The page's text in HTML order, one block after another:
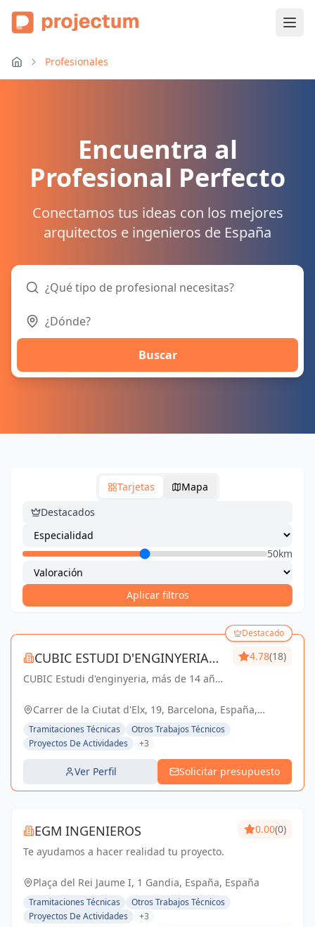
Profesionales
Encuentra al
Profesional Perfecto
Conectamos tus ideas con los mejores
arquitectos e ingenieros de España
Buscar
Tarjetas
Mapa
Destacados
50km
Aplicar filtros
Destacado
CUBIC ESTUDI D'ENGINYERIA
S.L.
CUBIC Estudi d'enginyeria, más de 14 años
Ingeniería con una trayectoria sólida y
4.78(18)
Carrer de la Ciutat d'Elx, 19, Barcelona, España,
España
Tramitaciones Técnicas
Otros Trabajos Técnicos
Proyectos De Actividades
+3
Ver Perfil Solicitar presupuesto
EGM INGENIEROS
Te ayudamos a hacer realidad tu proyecto.
0.00(0)
Plaça del Rei Jaume I, 1 Gandia, España, España
Tramitaciones Técnicas
Otros Trabajos Técnicos
Proyectos De Actividades
+3